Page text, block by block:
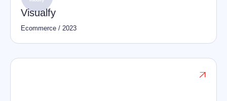
Visualfy
Ecommerce / 2023
